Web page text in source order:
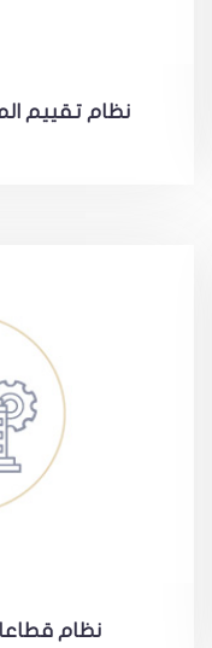
نظام تقييم
نظام